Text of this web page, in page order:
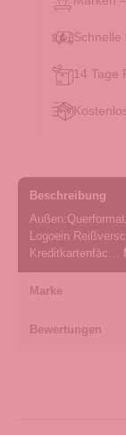
Schnelle
14 Tage
Beschreibung
Logoein
Kreditkartenfäc…
Marke
Bewertungen